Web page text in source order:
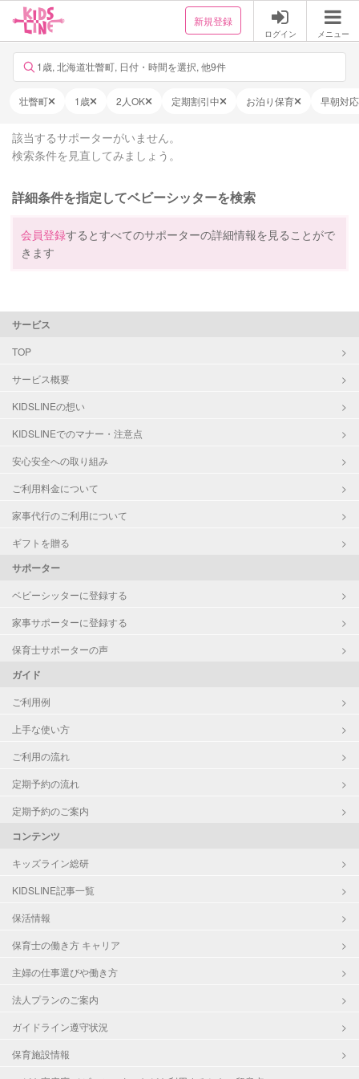
新規登録
ログイン メニュー
1歳, 北海道壮瞥町, 日付・時間を選択, 他9件
壮瞥町 1歳 2人OK 定期割引中 お泊り保育 早朝対応
該当するサポーターがいません。
検索条件を見直してみましょう。
詳細条件を指定してベビーシッターを検索
会員登録するとすべてのサポーターの詳細情報を見ることがで
きます
サービス
TOP
サービス概要
KIDSLINEの想い
KIDSLINEでのマナー・注意点
安心安全への取り組み
ご利用料金について
家事代行のご利用について
ギフトを贈る
サポーター
ベビーシッターに登録する
家事サポーターに登録する
保育士サポーターの声
ガイド
ご利用例
上手な使い方
ご利用の流れ
定期予約の流れ
定期予約のご案内
コンテンツ
キッズライン総研
KIDSLINE記事一覧
保活情報
保育士の働き方 キャリア
主婦の仕事選びや働き方
法人プランのご案内
ガイドライン遵守状況
保育施設情報